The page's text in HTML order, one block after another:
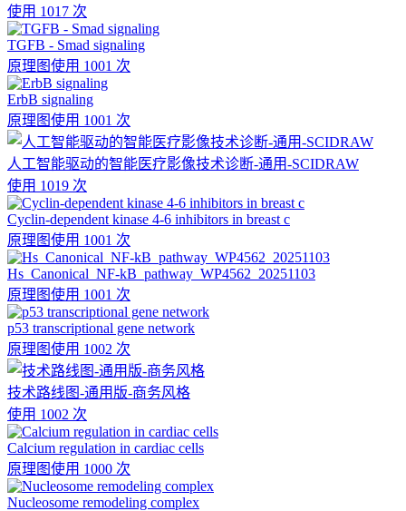
使用 1017 次
TGFB - Smad signaling
原理图使用 1001 次
ErbB signaling
原理图使用 1001 次
人工智能驱动的智能医疗影像技术诊断-通用-SCIDRAW
使用 1019 次
Cyclin-dependent kinase 4-6 inhibitors in breast c
原理图使用 1001 次
Hs_Canonical_NF-kB_pathway_WP4562_20251103
原理图使用 1001 次
p53 transcriptional gene network
原理图使用 1002 次
技术路线图-通用版-商务风格
使用 1002 次
Calcium regulation in cardiac cells
原理图使用 1000 次
Nucleosome remodeling complex